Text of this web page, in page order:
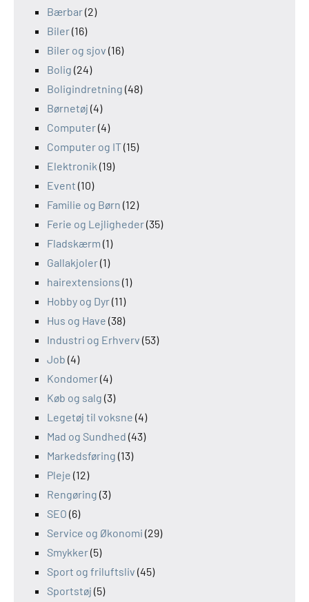
Bærbar(2)
Biler(16)
Biler og sjov (16)
Bolig (24)
Boligindretning (48)
Børnetøj (4)
Computer(4)
Computer og IT(15)
Elektronik (19)
Event (10)
Familie og Børn (12)
Ferie og Lejligheder(35)
Fladskærm (1)
Gallakjoler(1)
hairextensions (1)
Hobby og Dyr(11)
Hus og Have (38)
Industri og Erhverv (53)
Job (4)
Kondomer(4)
Køb og salg (3)
Legetøj til voksne (4)
Mad og Sundhed (43)
Markedsføring (13)
Pleje (12)
Rengøring (3)
SEO (6)
Service og Økonomi (29)
Smykker(5)
Sport og friluftsliv (45)
Sportstøj (5)